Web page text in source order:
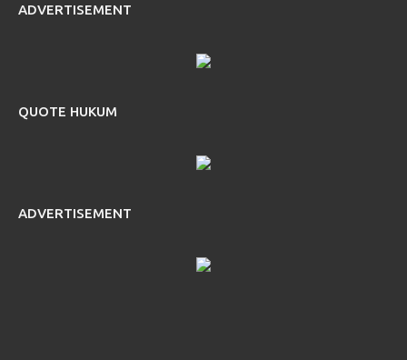
ADVERTISEMENT
QUOTE HUKUM
ADVERTISEMENT